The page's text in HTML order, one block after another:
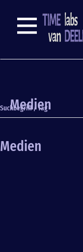
NAVIGATION
Medien
Suchbegriff / Tag
Medien